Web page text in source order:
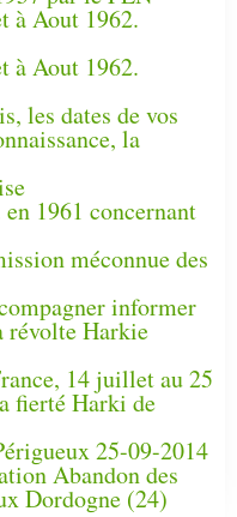
à Aout 1962.
à Aout 1962.
les dates de vos
la
1961 concernant
méconnue des
informer
révolte Harkie
14 juillet au 25
fierté Harki de
25-09-2014
Abandon des
Dordogne (24)